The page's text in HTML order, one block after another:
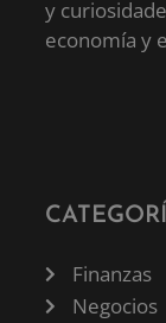
y
economía y
Finanzas
Negocios